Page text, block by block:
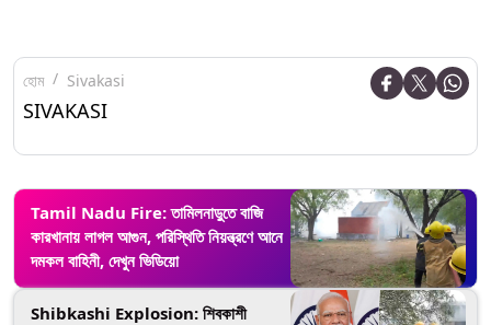
হোম Sivakasi
SIVAKASI
Tamil Nadu Fire: তামিলনাড়ুতে বাজি
কারখানায় লাগল আগুন, পরিস্থিতি নিয়ন্ত্রণে আনে
দমকল বাহিনী, দেখুন ভিডিয়ো
Shibkashi Explosion: শিবকাশী